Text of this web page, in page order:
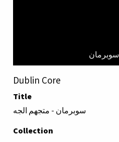
Dublin Core
Title
سوبرمان - متجهم الجه
Collection